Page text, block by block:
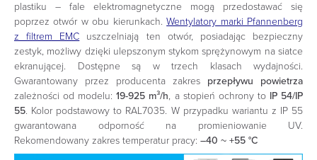
plastiku – fale elektromagnetyczne mogą przedostawać się
poprzez otwór w obu kierunkach.Wentylatory marki Pfannenberg
z filtrem EMC uszczelniają ten otwór, posiadając bezpieczny
zestyk, możliwy dzięki ulepszonym stykom sprężynowym na siatce
ekranującej. Dostępne są w trzech klasach wydajności.
Gwarantowany przez producenta zakres przepływu powietrza
zależności od modelu:19-925 m³/h, a stopień ochrony to IP 54/IP
55. Kolor podstawowy to RAL7035. W przypadku wariantu z IP 55
gwarantowana odporność na promieniowanie UV.
Rekomendowany zakres temperatur pracy: –40 ~ +55 °C